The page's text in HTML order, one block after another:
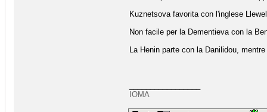
Kuznetsova favorita con l'inglese
Non facile per la Dementieva con la
La Henin parte con la Danilidou,
IOMA